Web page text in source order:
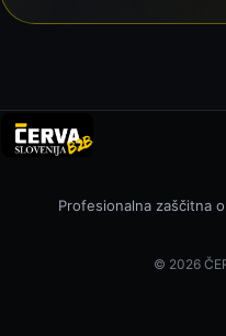
Profesionalna zaščitna
© 2026